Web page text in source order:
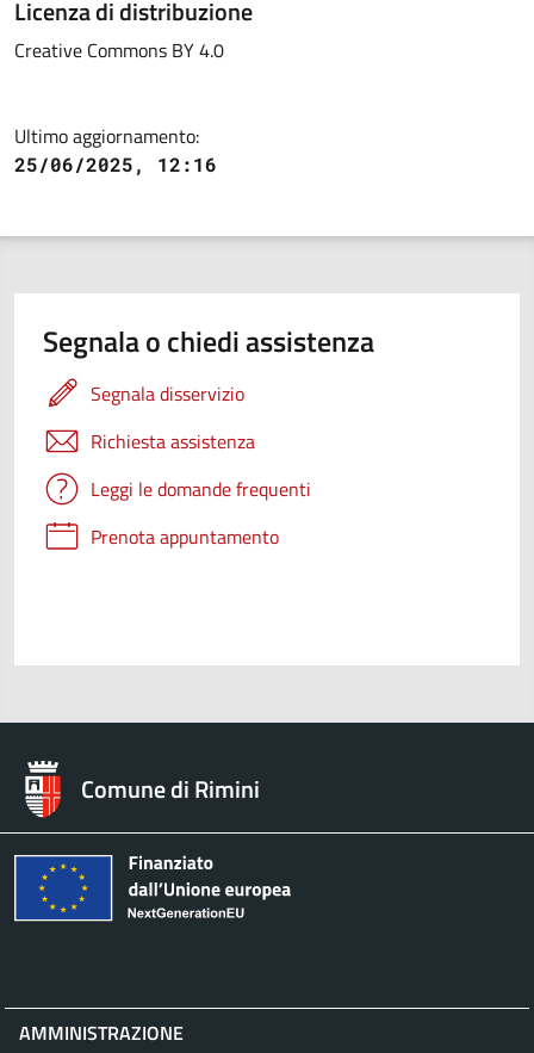
Licenza di distribuzione
Creative Commons BY 4.0
Ultimo aggiornamento:
25/06/2025, 12:16
Segnala o chiedi assistenza
Segnala disservizio
Richiesta assistenza
Leggi le domande frequenti
Prenota appuntamento
Comune di Rimini
AMMINISTRAZIONE